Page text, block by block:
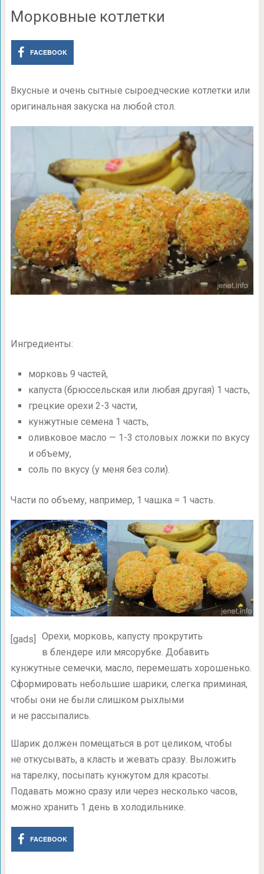
Морковные котлетки
FACEBOOK
Вкусные и очень сытные сыроедческие котлетки или
оригинальная закуска на любой стол.
Ингредиенты:
морковь 9 частей,
капуста (брюссельская или любая другая) 1 часть,
грецкие орехи 2-3 части,
кунжутные семена 1 часть,
оливковое масло — 1-3 столовых ложки по вкусу
и объему,
соль по вкусу (у меня без соли).
Части по объему, например, 1 чашка = 1 часть.
[gads]
Орехи, морковь, капусту прокрутить
в блендере или мясорубке. Добавить
кунжутные семечки, масло, перемешать хорошенько.
Сформировать небольшие шарики, слегка приминая,
чтобы они не были слишком рыхлыми
и не рассыпались.
Шарик должен помещаться в рот целиком, чтобы
не откусывать, а класть и жевать сразу. Выложить
на тарелку, посыпать кунжутом для красоты.
Подавать можно сразу или через несколько часов,
можно хранить 1 день в холодильнике.
FACEBOOK